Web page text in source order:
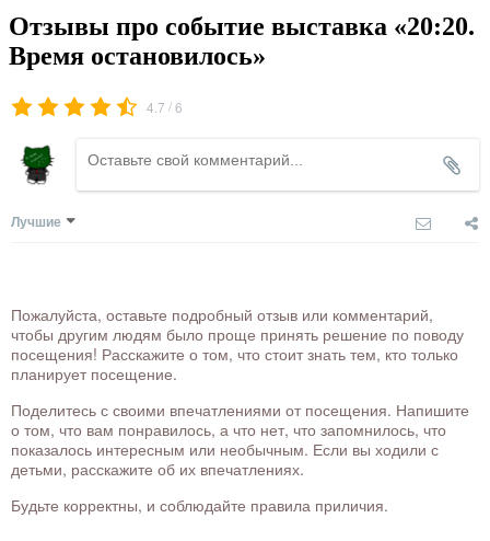
Отзывы про событие выставка «20:20.
Время остановилось»
4.7 /6
Лучшие
Пожалуйста, оставьте подробный отзыв или комментарий,
чтобы другим людям было проще принять решение по поводу
посещения! Расскажите о том, что стоит знать тем, кто только
планирует посещение.
Поделитесь с своими впечатлениями от посещения. Напишите
о том, что вам понравилось, а что нет, что запомнилось, что
показалось интересным или необычным. Если вы ходили с
детьми, расскажите об их впечатлениях.
Будьте корректны, и соблюдайте правила приличия.